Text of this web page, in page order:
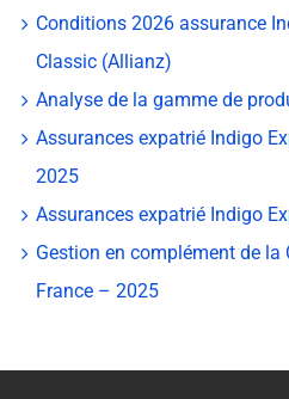
Conditions 2026 assurance
Classic (Allianz)
Analyse de la gamme de
Assurances expatrié Indigo
2025
Assurances expatrié Indigo
Gestion en complément de la
France – 2025